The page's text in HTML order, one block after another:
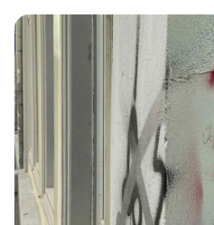
einer Demo der
war er Mitglied der
city und besuchte mit der
Veranstaltungen von
umtriebige Neonazi soll […]